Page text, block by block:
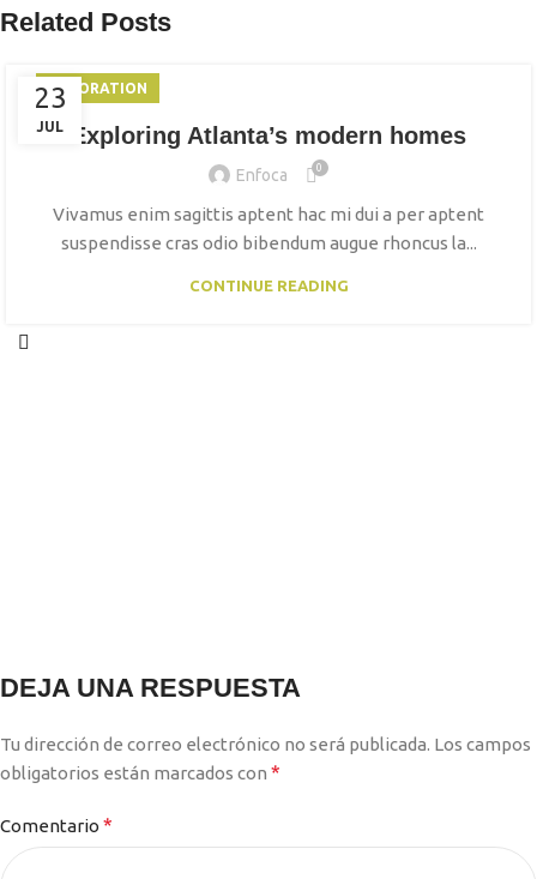
Related Posts
23
JUL
DECORATION
Exploring Atlanta’s modern homes
Enfoca 0
Vivamus enim sagittis aptent hac mi dui a per aptent
suspendisse cras odio bibendum augue rhoncus la...
CONTINUE READING
DEJA UNA RESPUESTA
Tu dirección de correo electrónico no será publicada. Los campos
obligatorios están marcados con *
Comentario *